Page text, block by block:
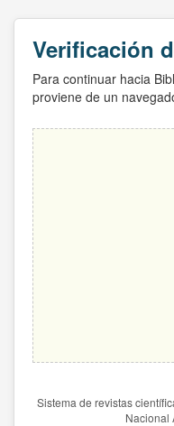
Verificación
Para continuar hacia
proviene de un
Sistema de revistas
Nacional